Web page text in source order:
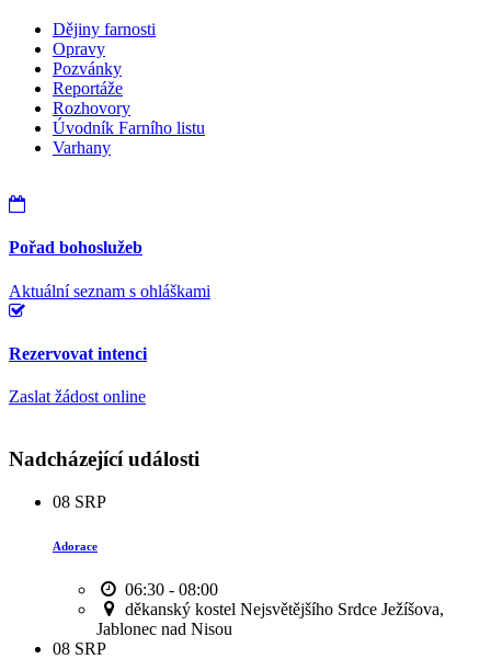
Dějiny farnosti
Opravy
Pozvánky
Reportáže
Rozhovory
Úvodník Farního listu
Varhany
Pořad bohoslužeb
Aktuální seznam s ohláškami
Rezervovat intenci
Zaslat žádost online
Nadcházející události
08 SRP
Adorace
06:30 - 08:00
děkanský kostel Nejsvětějšího Srdce Ježíšova,
Jablonec nad Nisou
08 SRP